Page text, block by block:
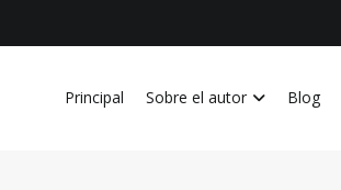
Principal Sobre el autor Blog